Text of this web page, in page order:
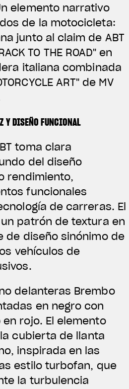
elemento narrativo
de la motocicleta:
junto al claim de ABT
TO THE ROAD" en
italiana combinada
ART" de MV
Y DISEÑO FUNCIONAL
toma clara
del diseño
rendimiento,
funcionales
de carreras. El
patrón de textura en
de diseño sinónimo de
vehículos de
delanteras Brembo
en negro con
rojo. El elemento
cubierta de llanta
inspirada en las
estilo turbofan, que
la turbulencia